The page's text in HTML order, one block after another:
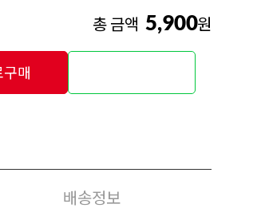
총 금액 5,900원
구매
배송정보